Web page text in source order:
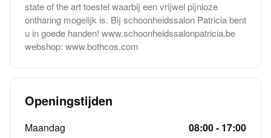
state of the art toestel waarbij een vrijwel pijnloze
ontharing mogelijk is. Bij schoonheidssalon Patricia bent
u in goede handen! www.schoonheidssalonpatricia.be
webshop: www.bothcos.com
Openingstijden
Maandag
08:00 - 17:00